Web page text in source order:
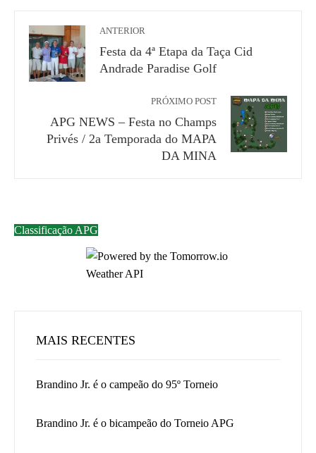
ANTERIOR
Festa da 4ª Etapa da Taça Cid
Andrade Paradise Golf
PRÓXIMO POST
APG NEWS – Festa no Champs
Privés / 2a Temporada do MAPA
DA MINA
Classificação APG
MAIS RECENTES
Brandino Jr. é o campeão do 95º Torneio
Brandino Jr. é o bicampeão do Torneio APG